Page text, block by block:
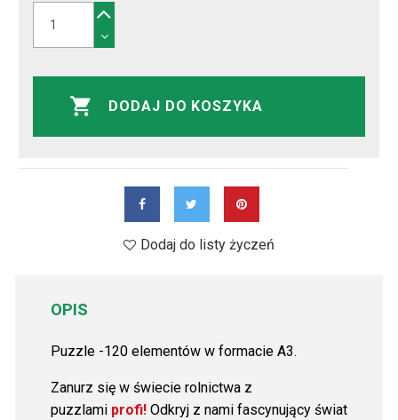
DODAJ DO KOSZYKA
Dodaj do listy życzeń
OPIS
Puzzle -120 elementów w formacie A3.
Zanurz się w świecie rolnictwa z
puzzlami profi! Odkryj z nami fascynujący świat